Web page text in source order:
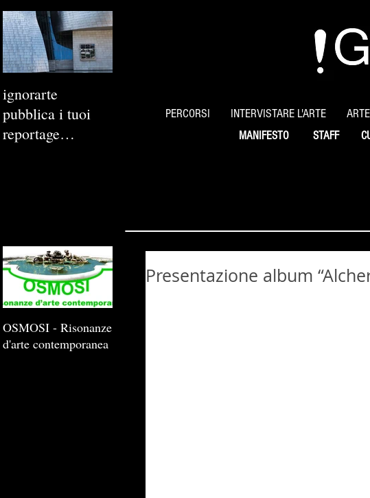
ignorarte
pubblica i tuoi
reportage
PERCORSI INTERVISTARE L'ARTE
MANIFESTO STAFF
Presentazione album
OSMOSI - Risonanze
d'arte contemporanea